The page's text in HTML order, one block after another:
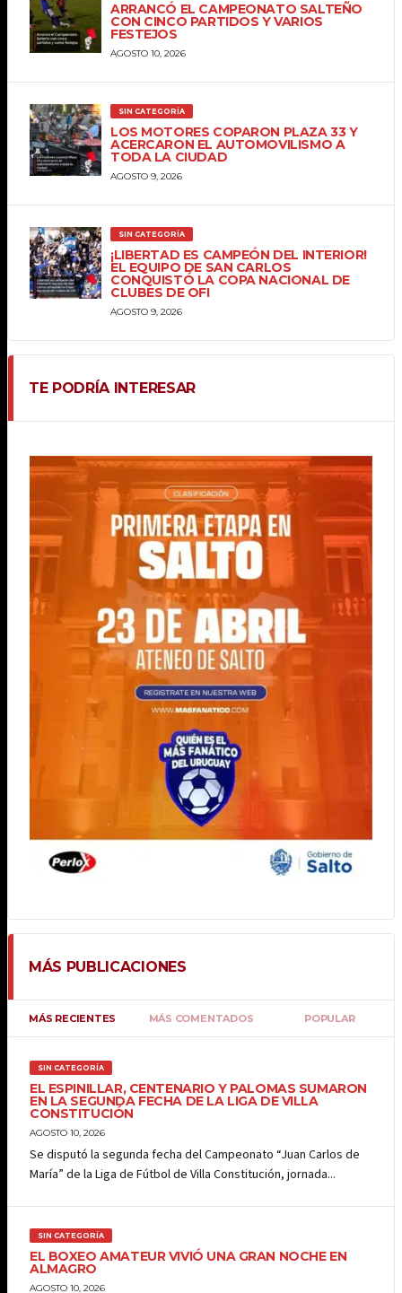
ARRANCÓ EL CAMPEONATO SALTEÑO
CON CINCO PARTIDOS Y VARIOS
FESTEJOS
AGOSTO 10, 2026
SIN CATEGORÍA
LOS MOTORES COPARON PLAZA 33 Y
ACERCARON EL AUTOMOVILISMO A
TODA LA CIUDAD
AGOSTO 9, 2026
SIN CATEGORÍA
¡LIBERTAD ES CAMPEÓN DEL INTERIOR!
EL EQUIPO DE SAN CARLOS
CONQUISTÓ LA COPA NACIONAL DE
CLUBES DE OFI
AGOSTO 9, 2026
TE PODRÍA INTERESAR
MÁS PUBLICACIONES
MÁS RECIENTES MÁS COMENTADOS POPULAR
SIN CATEGORÍA
EL ESPINILLAR, CENTENARIO Y PALOMAS SUMARON
EN LA SEGUNDA FECHA DE LA LIGA DE VILLA
CONSTITUCIÓN
AGOSTO 10, 2026
Se disputó la segunda fecha del Campeonato “Juan Carlos de
María” de la Liga de Fútbol de Villa Constitución, jornada...
SIN CATEGORÍA
EL BOXEO AMATEUR VIVIÓ UNA GRAN NOCHE EN
ALMAGRO
AGOSTO 10, 2026